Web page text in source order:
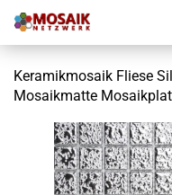
Keramikmosaik Fliese
Mosaikmatte